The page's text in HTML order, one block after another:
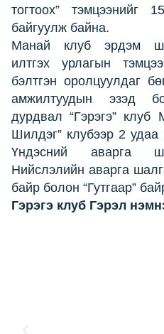
тогтоох” тэмцээнийг
байгуулж байна.
Манай клуб эрдэм
илтгэх урлагын
бэлтгэн оролцуулдаг
амжилтуудын эзэд
дурдвал “Гэрэгэ”
Шилдэг” клубээр 2
Үндэсний аварга
Нийслэлийн аварга
байр болон “Гутгаар”
Гэрэгэ клуб Гэрэл